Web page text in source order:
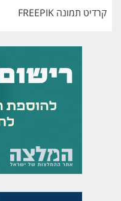
קרדיט תמונה FREEPIK